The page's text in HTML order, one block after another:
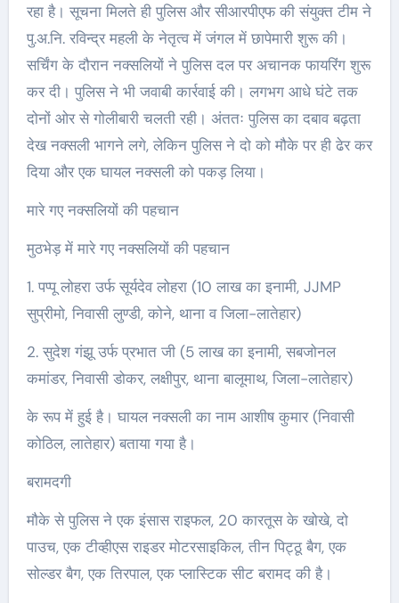
रहा है। सूचना मिलते ही पुलिस और सीआरपीएफ की संयुक्त टीम ने
पु.अ.नि. रविन्द्र महली के नेतृत्व में जंगल में छापेमारी शुरू की।
सर्चिंग के दौरान नक्सलियों ने पुलिस दल पर अचानक फायरिंग शुरू
कर दी। पुलिस ने भी जवाबी कार्रवाई की। लगभग आधे घंटे तक
दोनों ओर से गोलीबारी चलती रही। अंततः पुलिस का दबाव बढ़ता
देख नक्सली भागने लगे, लेकिन पुलिस ने दो को मौके पर ही ढेर कर
दिया और एक घायल नक्सली को पकड़ लिया।
मारे गए नक्सलियों की पहचान
मुठभेड़ में मारे गए नक्सलियों की पहचान
1. पप्पू लोहरा उर्फ सूर्यदेव लोहरा (10 लाख का इनामी, JJMP
सुप्रीमो, निवासी लुण्डी, कोने, थाना व जिला-लातेहार)
2. सुदेश गंझू उर्फ प्रभात जी (5 लाख का इनामी, सबजोनल
कमांडर, निवासी डोकर, लक्षीपुर, थाना बालूमाथ, जिला-लातेहार)
के रूप में हुई है। घायल नक्सली का नाम आशीष कुमार (निवासी
कोठिल, लातेहार) बताया गया है।
बरामदगी
मौके से पुलिस ने एक इंसास राइफल, 20 कारतूस के खोखे, दो
पाउच, एक टीव्हीएस राइडर मोटरसाइकिल, तीन पिट्ठू बैग, एक
सोल्डर बैग, एक तिरपाल, एक प्लास्टिक सीट बरामद की है।